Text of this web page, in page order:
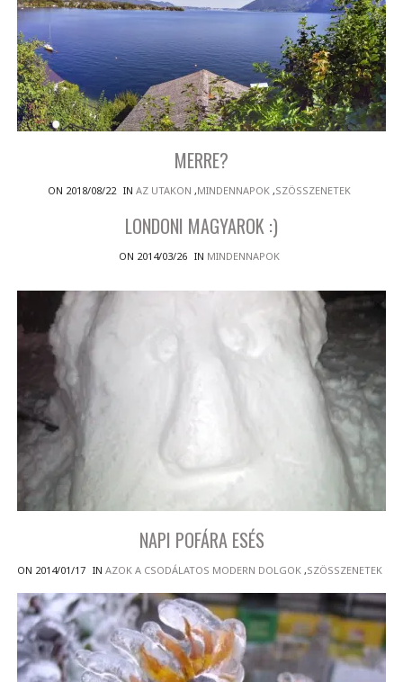
MERRE?
ON 2018/08/22 IN AZ UTAKON ,MINDENNAPOK ,SZÖSSZENETEK
LONDONI MAGYAROK :)
ON 2014/03/26 IN MINDENNAPOK
NAPI POFÁRA ESÉS
ON 2014/01/17 IN AZOK A CSODÁLATOS MODERN DOLGOK,SZÖSSZENETEK